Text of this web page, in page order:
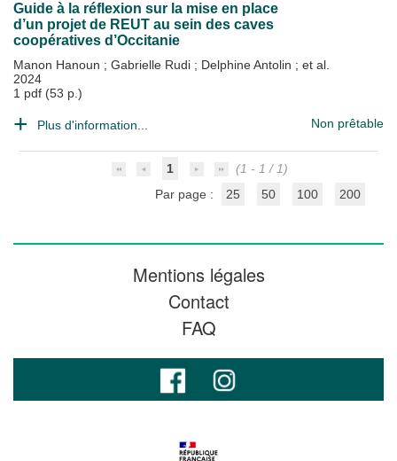
Guide à la réflexion sur la mise en place
d’un projet de REUT au sein des caves
coopératives d’Occitanie
Manon Hanoun ; Gabrielle Rudi ; Delphine Antolin ; et al.
2024
1 pdf (53 p.)
Plus d'information... Non prêtable
1
(1 - 1 / 1)
Par page :
25 50 100 200
Mentions légales
Contact
FAQ